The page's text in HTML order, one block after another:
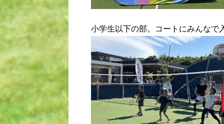
小学生以下の部。コートにみんなで